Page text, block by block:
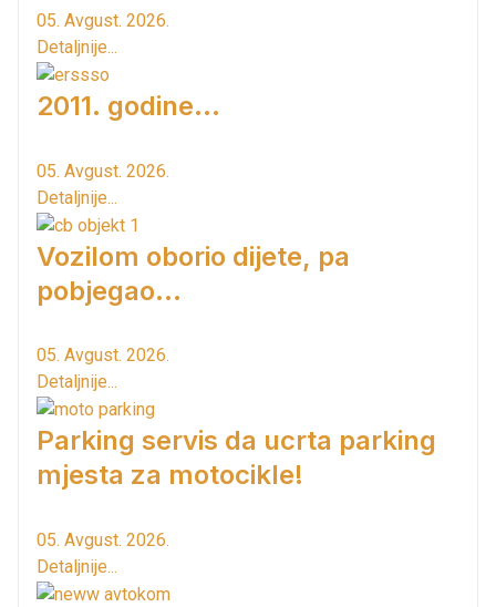
05. Avgust. 2026.
Detaljnije...
2011. godine...
05. Avgust. 2026.
Detaljnije...
Vozilom oborio dijete, pa
pobjegao...
05. Avgust. 2026.
Detaljnije...
Parking servis da ucrta parking
mjesta za motocikle!
05. Avgust. 2026.
Detaljnije...